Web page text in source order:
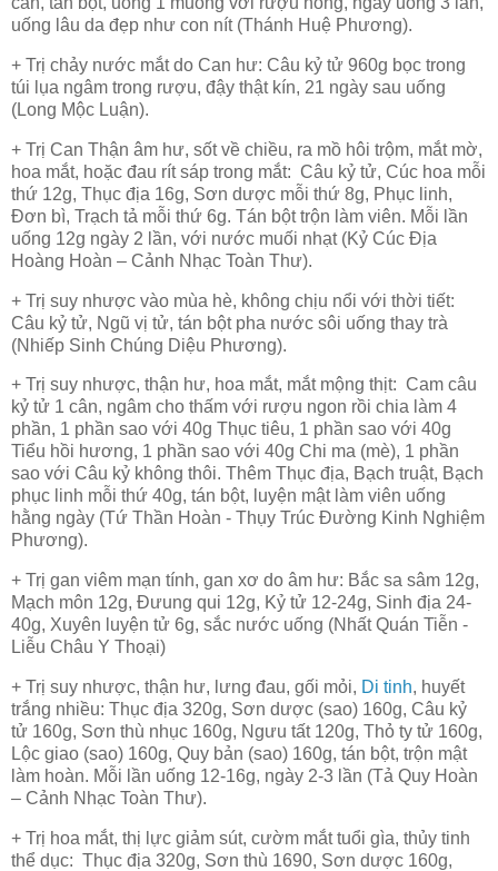
uống lâu da đẹp như con nít (Thánh Huệ Phương).
+ Trị chảy nước mắt do Can hư: Câu kỷ tử 960g bọc trong
túi lụa ngâm trong rượu, đậy thật kín, 21 ngày sau uống
(Long Mộc Luận).
+ Trị Can Thận âm hư, sốt về chiều, ra mồ hôi trộm, mắt mờ,
hoa mắt, hoặc đau rít sáp trong mắt: Câu kỷ tử, Cúc hoa mỗi
thứ 12g, Thục địa 16g, Sơn dược mỗi thứ 8g, Phục linh,
Đơn bì, Trạch tả mỗi thứ 6g. Tán bột trộn làm viên. Mỗi lần
uống 12g ngày 2 lần, với nước muối nhạt (Kỷ Cúc Địa
Hoàng Hoàn – Cảnh Nhạc Toàn Thư).
+ Trị suy nhược vào mùa hè, không chịu nổi với thời tiết:
Câu kỷ tử, Ngũ vị tử, tán bột pha nước sôi uống thay trà
(Nhiếp Sinh Chúng Diệu Phương).
+ Trị suy nhược, thận hư, hoa mắt, mắt mộng thịt: Cam câu
kỷ tử 1 cân, ngâm cho thấm với rượu ngon rồi chia làm 4
phần, 1 phần sao với 40g Thục tiêu, 1 phần sao với 40g
Tiểu hồi hương, 1 phần sao với 40g Chi ma (mè), 1 phần
sao với Câu kỷ không thôi. Thêm Thục địa, Bạch truật, Bạch
phục linh mỗi thứ 40g, tán bột, luyện mật làm viên uống
hằng ngày (Tứ Thần Hoàn - Thụy Trúc Đường Kinh Nghiệm
Phương).
+ Trị gan viêm mạn tính, gan xơ do âm hư: Bắc sa sâm 12g,
Mạch môn 12g, Đưung qui 12g, Kỷ tử 12-24g, Sinh địa 24-
40g, Xuyên luyện tử 6g, sắc nước uống (Nhất Quán Tiễn -
Liễu Châu Y Thoại)
+ Trị suy nhược, thận hư, lưng đau, gối mỏi, Di tinh, huyết
trắng nhiều: Thục địa 320g, Sơn dược (sao) 160g, Câu kỷ
tử 160g, Sơn thù nhục 160g, Ngưu tất 120g, Thỏ ty tử 160g,
Lộc giao (sao) 160g, Quy bản (sao) 160g, tán bột, trộn mật
làm hoàn. Mỗi lần uống 12-16g, ngày 2-3 lần (Tả Quy Hoàn
– Cảnh Nhạc Toàn Thư).
+ Trị hoa mắt, thị lực giảm sút, cườm mắt tuổi gìa, thủy tinh
thể dục: Thục địa 320g, Sơn thù 1690, Sơn dược 160g,